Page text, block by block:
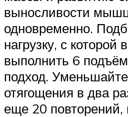
выносливости
одновременно.
нагрузку, с которой
выполнить 6
подход.
отягощения в два
еще 20 повторений,